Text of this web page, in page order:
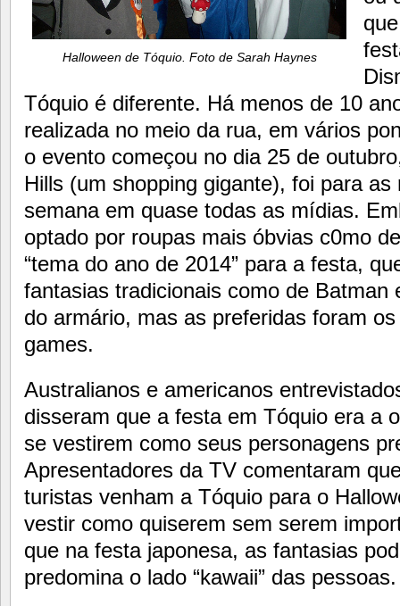
Halloween de Tóquio. Foto de Sarah Haynes
Tóquio é diferente. Há menos de 10
realizada no meio da rua, em vários
o evento começou no dia 25 de
Hills (um shopping gigante), foi para
semana em quase todas as mídias.
optado por roupas mais óbvias c0mo
“tema do ano de 2014” para a festa,
fantasias tradicionais como de Batman
do armário, mas as preferidas foram
games.
Australianos e americanos
disseram que a festa em Tóquio era a
se vestirem como seus personagens
Apresentadores da TV comentaram
turistas venham a Tóquio para o
vestir como quiserem sem serem
que na festa japonesa, as fantasias
predomina o lado “kawaii” das pessoas.